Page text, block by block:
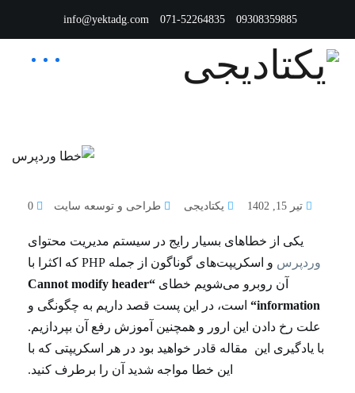
info@yektadg.com 071-52264835 09308359885
تیر 15, 1402 یکتادیجی طراحی و توسعه سایت
یکی از خطاهای بسیار رایج در سیستم مدیریت محتوای
وردپرس
و اسکریپت‌های گوناگون از جمله PHP که اکثرا با
آن روبرو می‌شویم خطای “
Cannot modify header
information
“ است، در این پست قصد داریم به چگونگی و
علت رخ دادن این ارور و همچنین آموزش رفع آن بپردازیم.
با یادگیری این مقاله قادر خواهید بود در هر اسکریپتی که با
این خطا مواجه شدید آن را برطرف کنید.